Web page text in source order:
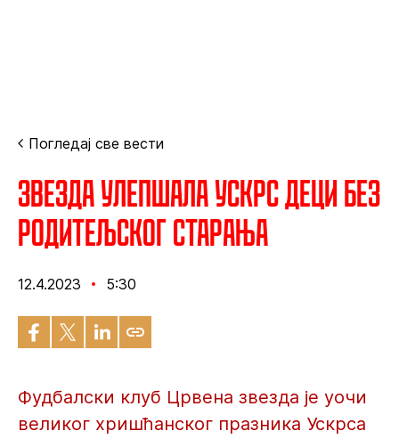
Погледај све вести
Звезда улепшала Ускрс деци без
родитељског старања
12.4.2023 5:30
Фудбалски клуб Црвена звезда је уочи
великог хришћанског празника Ускрса